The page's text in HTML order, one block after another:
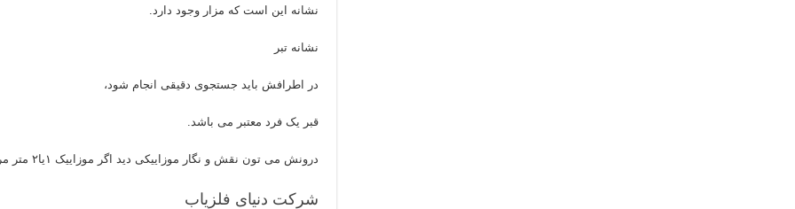
نشانه این است که مزار وجود دارد.
نشانه تبر
در اطرافش باید جستجوی دقیقی انجام شود،
قبر یک فرد معتبر می باشد.
درونش می تون نقش و نگار موزاییکی دید اگر موزاییک ۱یا۲ متر مربع باشد در این صورت مزاری موزاییکی است.
شرکت دنیای فلزیاب